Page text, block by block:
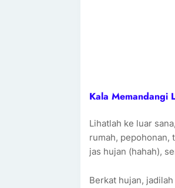
Kala Memandangi
Lihatlah ke luar
rumah, pepohonan,
jas hujan (hahah),
Berkat hujan, jadilah